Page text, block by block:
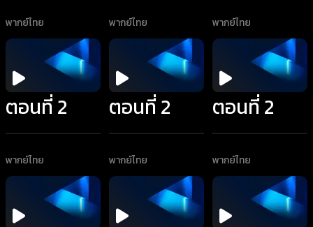
พากย์ไทย พากย์ไทย พากย์ไทย
ตอนที่ 2
พากย์ไทย
ตอนที่ 2
พากย์ไทย
ตอนที่ 2
พากย์ไทย